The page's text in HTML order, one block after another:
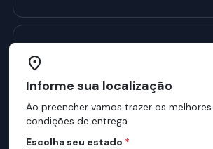
Institucional
Informe sua localização
Ao preencher vamos trazer os
condições de entrega
Escolha seu estado *